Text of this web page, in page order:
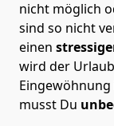
nicht möglich
sind so nicht
einen
wird der
musst Du